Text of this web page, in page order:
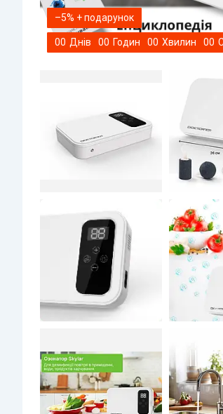
–5%
00 Днів 00 Годин 00 Хвилин 00